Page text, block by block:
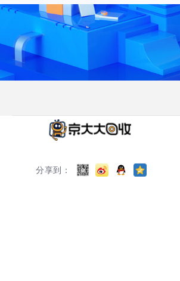
分享到：